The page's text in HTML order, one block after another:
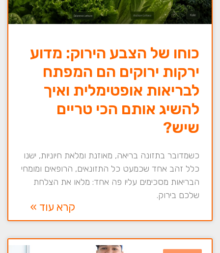
כוחו של הצבע הירוק: מדוע
ירקות ירוקים הם המפתח
לבריאות אופטימלית ואיך
להשיג אותם הכי טריים
שיש?
כשמדובר בתזונה בריאה, מאוזנת ומלאת חיוניות, ישנו
כלל זהב אחד שכמעט כל התזונאים, הרופאים ומומחי
הבריאות מסכימים עליו פה אחד: מלאו את הצלחת
שלכם בירוק.
קרא עוד »